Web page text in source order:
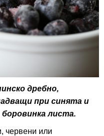
дребно,
при синята и
листа.
червени или